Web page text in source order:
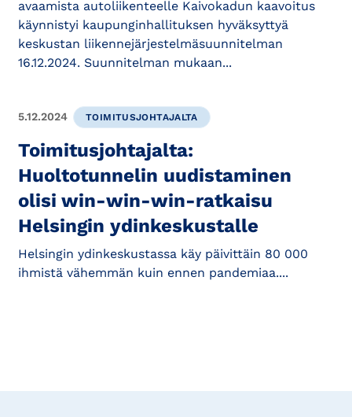
avaamista autoliikenteelle Kaivokadun kaavoitus
käynnistyi kaupunginhallituksen hyväksyttyä
keskustan liikennejärjestelmäsuunnitelman
16.12.2024. Suunnitelman mukaan...
5.12.2024 TOIMITUSJOHTAJALTA
Toimitusjohtajalta:
Huoltotunnelin uudistaminen
olisi win-win-win-ratkaisu
Helsingin ydinkeskustalle
Helsingin ydinkeskustassa käy päivittäin 80 000
ihmistä vähemmän kuin ennen pandemiaa....